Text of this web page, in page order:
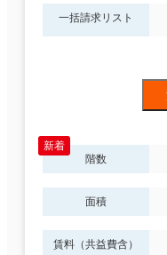
一括請求リスト
階数
面積
賃料（共益費含）